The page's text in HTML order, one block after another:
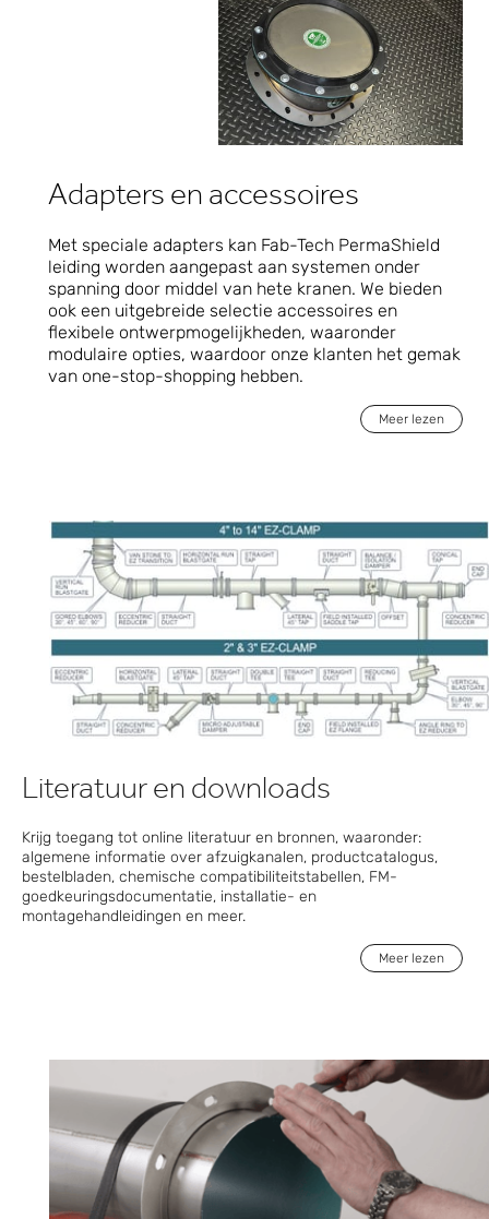
Adapters en accessoires
Met speciale adapters kan Fab-Tech PermaShield
leiding worden aangepast aan systemen onder
spanning door middel van hete kranen. We bieden
ook een uitgebreide selectie accessoires en
flexibele ontwerpmogelijkheden, waaronder
modulaire opties, waardoor onze klanten het gemak
van one-stop-shopping hebben.
Meer lezen
Literatuur en downloads
Krijg toegang tot online literatuur en bronnen, waaronder:
algemene informatie over afzuigkanalen, productcatalogus,
bestelbladen, chemische compatibiliteitstabellen, FM-
goedkeuringsdocumentatie, installatie- en
montagehandleidingen en meer.
Meer lezen